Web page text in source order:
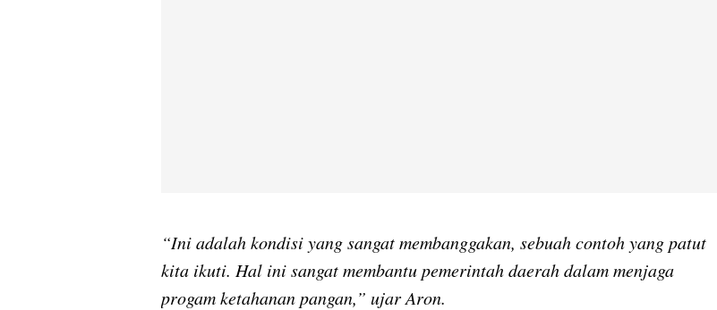
“Ini adalah kondisi yang sangat membanggakan, sebuah contoh yang patut
kita ikuti. Hal ini sangat membantu pemerintah daerah dalam menjaga
progam ketahanan pangan,” ujar Aron.